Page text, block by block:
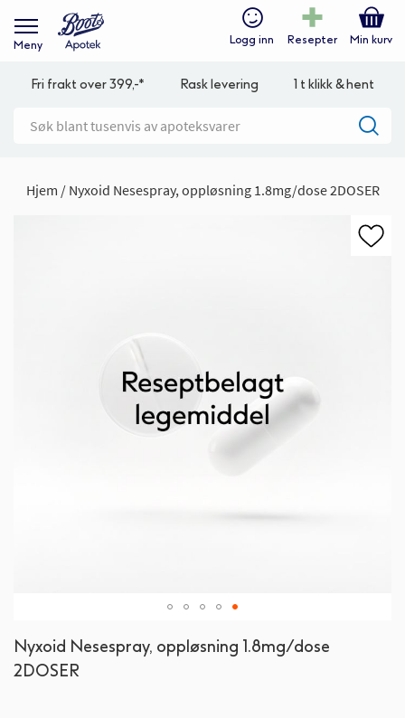
Meny Logg inn Resepter Min kurv
Fri frakt over 399,-* Rask levering 1 t klikk & hent
Hjem Nyxoid Nesespray, oppløsning 1.8mg/dose 2DOSER
Nyxoid Nesespray, oppløsning 1.8mg/dose
2DOSER
til
begynnelsen